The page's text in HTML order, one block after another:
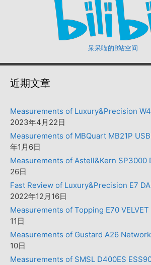
呆呆喵的B站空间
近期文章
Measurements of Luxury&Precision
2023年4月22日
Measurements of MBQuart MB21P
年1月6日
Measurements of Astell&Kern SP3000
26日
Fast Review of Luxury&Precision E7
2022年12月16日
Measurements of Topping E70 VELVET
11日
Measurements of Gustard A26 Network
10日
Measurements of SMSL D400ES